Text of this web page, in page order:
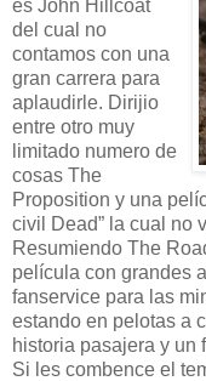
es John Hillcoat
del cual no
contamos con una
gran carrera para
aplaudirle. Dirijio
entre otro muy
limitado numero de
cosas The
Proposition y una
civil Dead” la cual no
Resumiendo The
película con grandes
fanservice para las
estando en pelotas a
historia pasajera y un
Si les combence el